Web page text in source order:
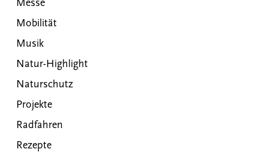
Messe
Mobilität
Musik
Natur-Highlight
Naturschutz
Projekte
Radfahren
Rezepte